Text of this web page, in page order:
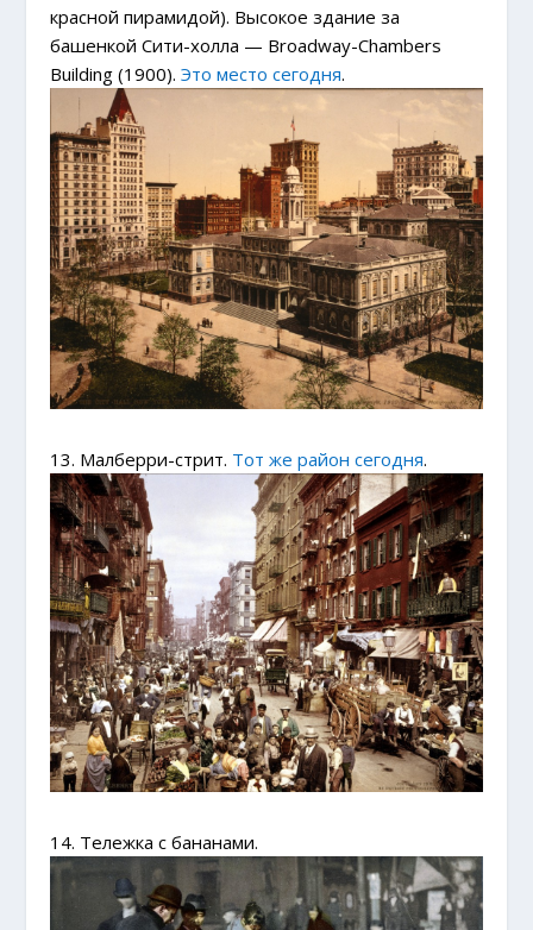
красной пирамидой). Высокое здание за
башенкой Сити-холла — Broadway-Chambers
Building (1900).Это место сегодня.
13. Малберри-стрит. Тот же район сегодня.
14. Тележка с бананами.